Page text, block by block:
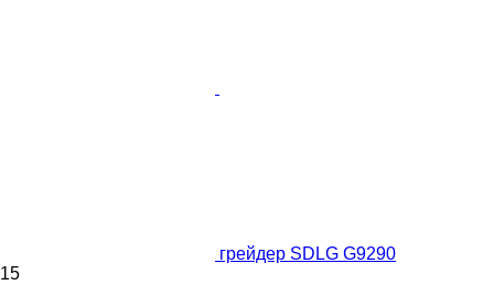
грейдер SDLG G9290
15